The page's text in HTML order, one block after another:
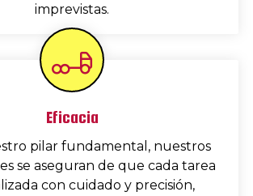
imprevistas.
Eficacia
pilar fundamental, nuestros
se aseguran de que cada tarea
con cuidado y precisión,